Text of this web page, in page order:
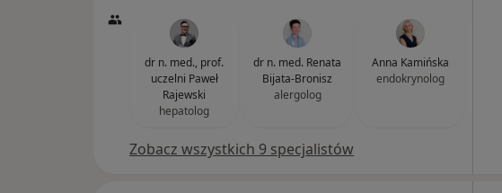
dr n. med., prof.
uczelni Paweł
Rajewski
hepatolog
dr n. med. Renata
Bijata-Bronisz
alergolog
Anna Kamińska
endokrynolog
Zobacz wszystkich 9 specjalistów